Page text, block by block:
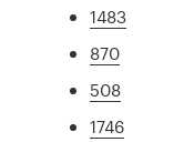
1483
870
508
1746